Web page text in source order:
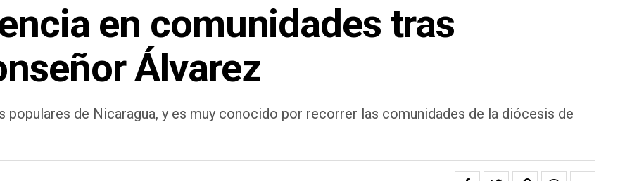
en comunidades tras
Álvarez
de Nicaragua, y es muy conocido por recorrer las comunidades de la diócesis de